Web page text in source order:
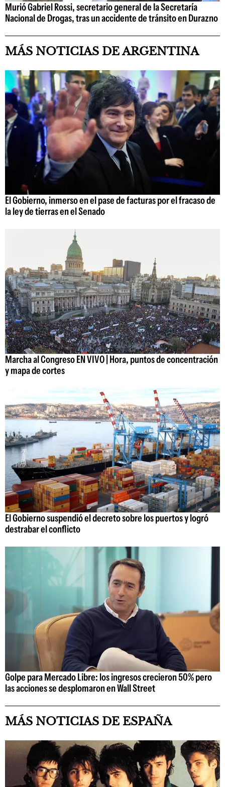
Murió Gabriel Rossi, secretario general de la Secretaría
Nacional de Drogas, tras un accidente de tránsito en Durazno
MÁS NOTICIAS DE ARGENTINA
El Gobierno, inmerso en el pase de facturas por el fracaso de
la ley de tierras en el Senado
Marcha al Congreso EN VIVO | Hora, puntos de concentración
y mapa de cortes
El Gobierno suspendió el decreto sobre los puertos y logró
destrabar el conflicto
Golpe para Mercado Libre: los ingresos crecieron 50% pero
las acciones se desplomaron en Wall Street
MÁS NOTICIAS DE ESPAÑA